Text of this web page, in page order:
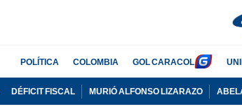
POLÍTICA COLOMBIA GOL CARACOL
DÉFICIT FISCAL MURIÓ ALFONSO LIZARAZO